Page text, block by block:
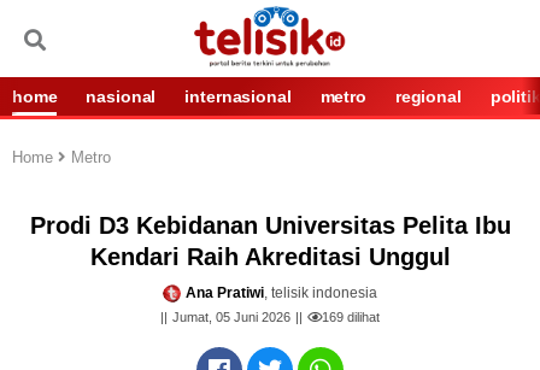
home nasional internasional metro regional politik
Home Metro
Prodi D3 Kebidanan Universitas Pelita Ibu
Kendari Raih Akreditasi Unggul
Ana Pratiwi, telisik indonesia
Jumat, 05 Juni 2026 169 dilihat